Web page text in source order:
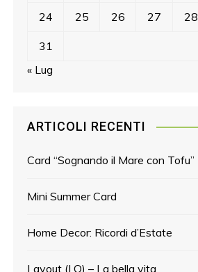
24 25 26 27 28
31
« Lug
ARTICOLI RECENTI
Card “Sognando il Mare con Tofu”
Mini Summer Card
Home Decor: Ricordi d’Estate
Layout (LO) – La bella vita